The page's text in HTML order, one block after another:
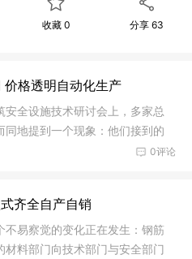
收藏 0 分享 63
格透明自动化生产
全设施技术研讨会上，多家总
地提到一个现象：他们接到的
0评论
齐全自产自销
易察觉的变化正在发生：钢筋
料部门向技术部门与安全部门